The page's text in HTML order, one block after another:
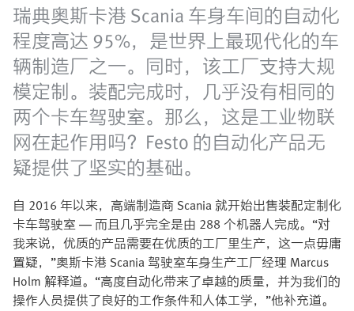
瑞典奥斯卡港 Scania 车身车间的自动化
程度高达 95%，是世界上最现代化的车
辆制造厂之一。同时，该工厂支持大规
模定制。装配完成时，几乎没有相同的
两个卡车驾驶室。那么，这是工业物联
网在起作用吗？Festo 的自动化产品无
疑提供了坚实的基础。
自 2016 年以来，高端制造商 Scania 就开始出售装配定制化
卡车驾驶室 — 而且几乎完全是由 288 个机器人完成。“对
我来说，优质的产品需要在优质的工厂里生产，这一点毋庸
置疑，”奥斯卡港 Scania 驾驶室车身生产工厂经理 Marcus
Holm 解释道。“高度自动化带来了卓越的质量，并为我们的
操作人员提供了良好的工作条件和人体工学，”他补充道。